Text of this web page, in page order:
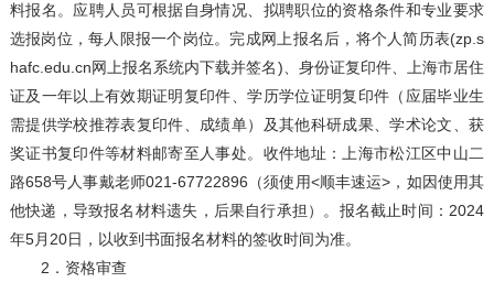
料报名。应聘人员可根据自身情况、拟聘职位的资格条件和专业要求
选报岗位，每人限报一个岗位。完成网上报名后，将个人简历表(zp.s
hafc.edu.cn网上报名系统内下载并签名)、身份证复印件、上海市居住
证及一年以上有效期证明复印件、学历学位证明复印件（应届毕业生
需提供学校推荐表复印件、成绩单）及其他科研成果、学术论文、获
奖证书复印件等材料邮寄至人事处。收件地址：上海市松江区中山二
路658号人事戴老师021-67722896（须使用<顺丰速运>，如因使用其
他快递，导致报名材料遗失，后果自行承担）。报名截止时间：2024
年5月20日，以收到书面报名材料的签收时间为准。
2．资格审查